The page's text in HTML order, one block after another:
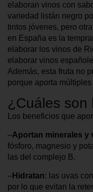
elaboran vinos con
variedad listán negro
tintos jóvenes, pero
en España es la
elaborar los vinos de
elaborar vinos
Además, esta fruta no
porque aporta
¿Cuáles son
Los beneficios que
–Aportan minerales y
fósforo, magnesio y
las del complejo B.
–Hidratan: las uvas
por lo que evitan la